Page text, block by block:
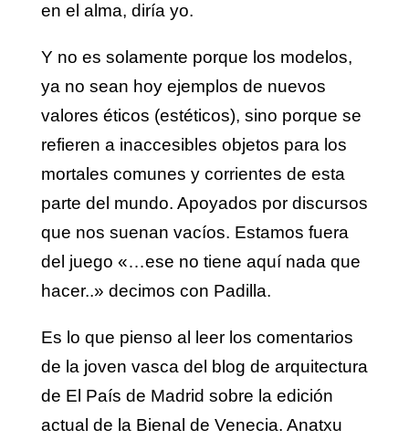
en el alma, diría yo.
Y no es solamente porque los modelos,
ya no sean hoy ejemplos de nuevos
valores éticos (estéticos), sino porque se
refieren a inaccesibles objetos para los
mortales comunes y corrientes de esta
parte del mundo. Apoyados por discursos
que nos suenan vacíos. Estamos fuera
del juego «…ese no tiene aquí nada que
hacer..» decimos con Padilla.
Es lo que pienso al leer los comentarios
de la joven vasca del blog de arquitectura
de El País de Madrid sobre la edición
actual de la Bienal de Venecia. Anatxu